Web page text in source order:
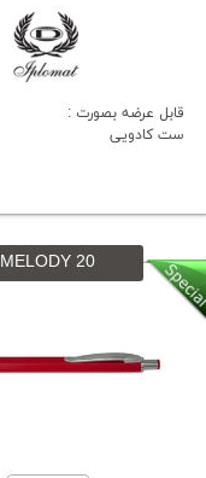
قابل عرضه بصورت :
ست کادویی
MELODY 20